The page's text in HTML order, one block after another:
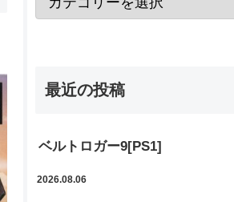
最近の投稿
ベルトロガー9[PS1]
2026.08.06